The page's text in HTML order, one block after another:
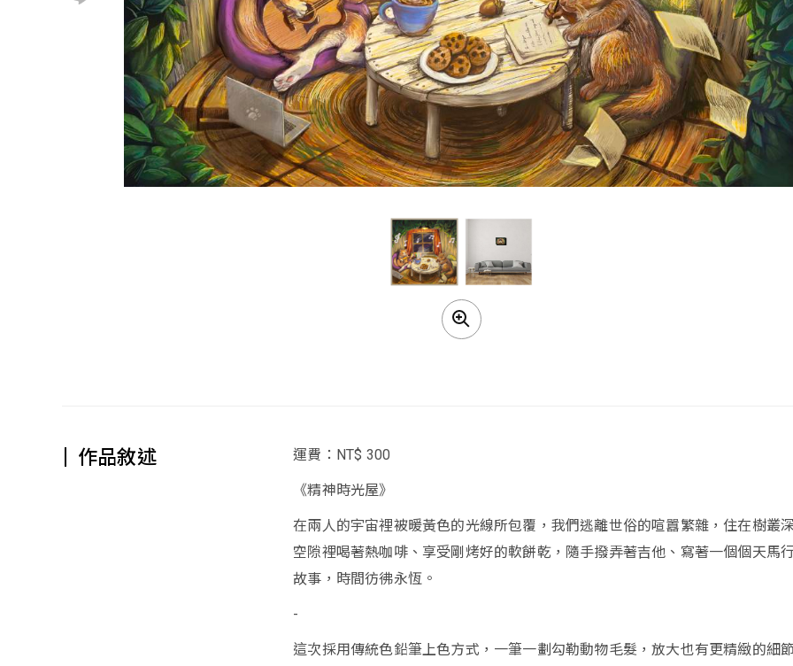
作品敘述 運費：NT$ 300
《精神時光屋》
在兩人的宇宙裡被暖黃色的光線所包覆，我們逃離世俗的喧囂繁雜，住在樹叢
空隙裡喝著熱咖啡、享受剛烤好的軟餅乾，隨手撥弄著吉他、寫著一個個天馬
故事，時間彷彿永恆。
-
這次採用傳統色鉛筆上色方式，一筆一劃勾勒動物毛髮，放大也有更精緻的細